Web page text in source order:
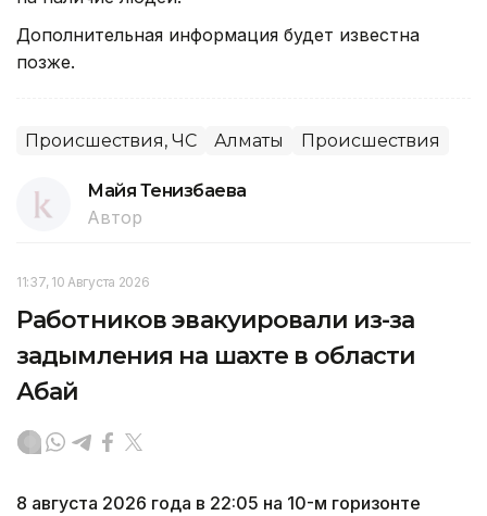
Дополнительная информация будет известна
позже.
Происшествия, ЧС Алматы Происшествия
Майя Тенизбаева
Автор
11:37, 10 Августа 2026
Работников эвакуировали из-за
задымления на шахте в области
Абай
8 августа 2026 года в 22:05 на 10-м горизонте